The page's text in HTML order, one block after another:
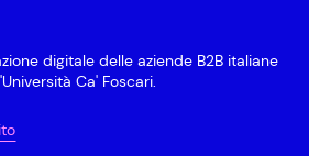
digitale delle aziende B2B italiane
Ca' Foscari.